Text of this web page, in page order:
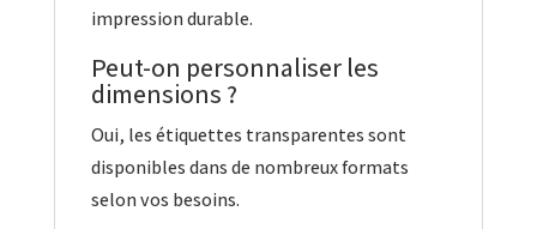
impression durable.
Peut-on personnaliser les
dimensions ?
Oui, les étiquettes transparentes sont
disponibles dans de nombreux formats
selon vos besoins.